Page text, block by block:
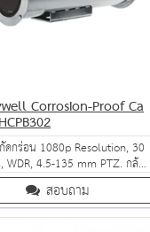
Corrosion-Proof Ca
ดกร่อน 1080p Resolution, 30
WDR, 4.5-135 mm PTZ. กล้อง
รกัดกร่อนจากสารเคมีหรือ
ในทะเล นิยมติดตั้งในทะเลที่
วามน่าเชื่อมั่นของอุปกรณ์สูง ๆ
สอบถาม